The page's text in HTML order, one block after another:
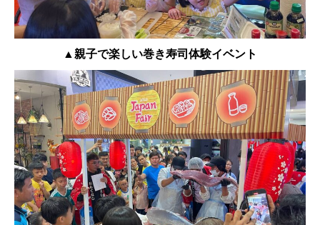
▲親子で楽しい巻き寿司体験イベント